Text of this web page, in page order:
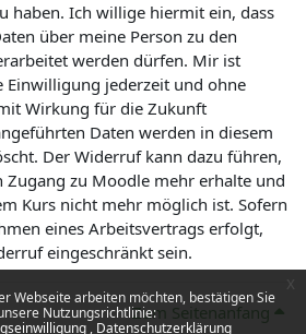
Webseite arbeiten möchten, bestätigen Sie
Nutzungsrichtlinie:
Datenschutzerklärung
x
haben. Ich willige hiermit ein, dass
über meine Person zu den
werden dürfen. Mir ist
Einwilligung jederzeit und ohne
Wirkung für die Zukunft
Daten werden in diesem
Der Widerruf kann dazu führen,
Zugang zu Moodle mehr erhalte und
Kurs nicht mehr möglich ist. Sofern
eines Arbeitsvertrags erfolgt,
eingeschränkt sein.
Zum Seitenanfang